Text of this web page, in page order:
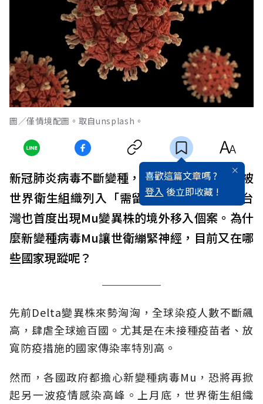
圖／僅情境配圖。取自unsplash。
喜歡這篇文章嗎 ?
登入 後立即收藏 !
新冠肺炎病毒不斷變種，新變種病毒Mu不僅被
世界衛生組織列入「需留意變異株」之外，台
灣也首度出現Mu變異株的境外移入個案。為什
麼新變種病毒Mu讓世衛繃緊神經，目前又在哪
些國家現蹤呢？
先前Delta變異株來勢洶洶，全球染疫人數不斷飆
高，肆虐全球逾百國。尤其是在未接種疫苗者、放
寬防疫措施的國家傳染率特別高。
然而，各國政府都擔心新變種病毒Mu，恐將再掀
起另一波疫情感染高峰。上月底，世界衛生組織